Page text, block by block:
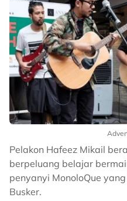
Pelakon Hafeez Mikail
berpeluang belajar
penyanyi MonoloQue
Busker.